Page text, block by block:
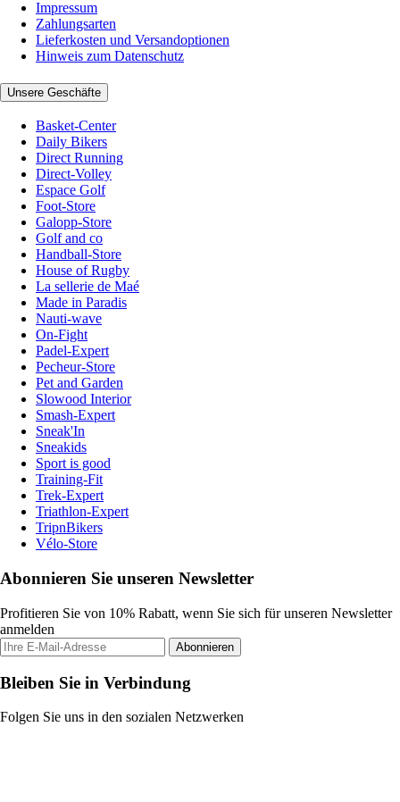
Impressum
Zahlungsarten
Lieferkosten und Versandoptionen
Hinweis zum Datenschutz
Unsere Geschäfte
Basket-Center
Daily Bikers
Direct Running
Direct-Volley
Espace Golf
Foot-Store
Galopp-Store
Golf and co
Handball-Store
House of Rugby
La sellerie de Maé
Made in Paradis
Nauti-wave
On-Fight
Padel-Expert
Pecheur-Store
Pet and Garden
Slowood Interior
Smash-Expert
Sneak'In
Sneakids
Sport is good
Training-Fit
Trek-Expert
Triathlon-Expert
TripnBikers
Vélo-Store
Abonnieren Sie unseren Newsletter
Profitieren Sie von 10% Rabatt, wenn Sie sich für unseren Newsletter
anmelden
Abonnieren
Bleiben Sie in Verbindung
Folgen Sie uns in den sozialen Netzwerken